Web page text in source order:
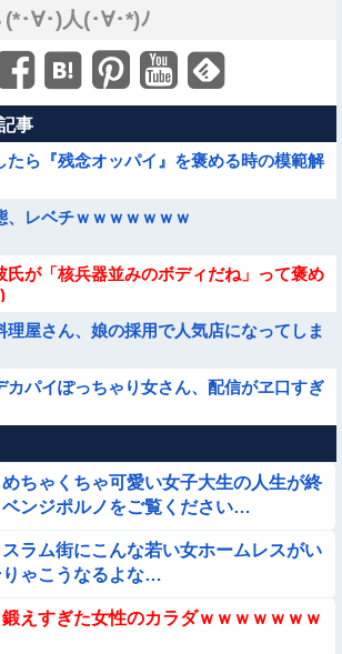
･∀･)人(･∀･*)ﾉ
事
たら『残念オッパイ』を褒める時の模範解
、レベチｗｗｗｗｗｗｗ
が「核兵器並みのボディだね」って褒め
理屋さん、娘の採用で人気店になってしま
カパイぽっちゃり女さん、配信がヱ口すぎ
ターが暴走した結果【動画】
年、姉（14）の水着姿に勃起してしまうｗ
描いたママのお尻ｗｗｗｗｗ【画像】
にケンカ売られてるけどどうする？
めちゃくちゃ可愛い女子大生の人生が終
ンジポルノをご覧ください…
スラム街にこんな若い女ホームレスがい
りゃこうなるよな…
鍛えすぎた女性のカラダｗｗｗｗｗｗｗ